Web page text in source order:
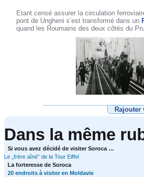
Etant censé assurer la circulation
pont de Ungheni s’est transformé dans un
quand les Roumains des deux côtés du
Rajouter
Dans la même
Si vous avez décidé de visiter Soroca …
Le „frère aîné” de la Tour Eiffel
La forteresse de Soroca
20 endroits à visiter en Moldavie